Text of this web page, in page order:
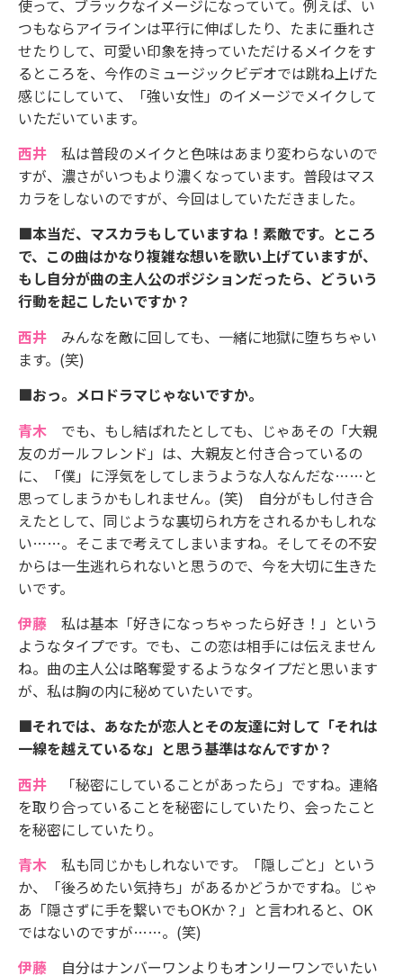
使って、ブラックなイメージになっていて。例えば、い
つもならアイラインは平行に伸ばしたり、たまに垂れさ
せたりして、可愛い印象を持っていただけるメイクをす
るところを、今作のミュージックビデオでは跳ね上げた
感じにしていて、「強い女性」のイメージでメイクして
いただいています。
西井 私は普段のメイクと色味はあまり変わらないので
すが、濃さがいつもより濃くなっています。普段はマス
カラをしないのですが、今回はしていただきました。
■本当だ、マスカラもしていますね！素敵です。ところ
で、この曲はかなり複雑な想いを歌い上げていますが、
もし自分が曲の主人公のポジションだったら、どういう
行動を起こしたいですか？
西井 みんなを敵に回しても、一緒に地獄に堕ちちゃい
ます。(笑)
■おっ。メロドラマじゃないですか。
青木 でも、もし結ばれたとしても、じゃあその「大親
友のガールフレンド」は、大親友と付き合っているの
に、「僕」に浮気をしてしまうような人なんだな……と
思ってしまうかもしれません。(笑) 自分がもし付き合
えたとして、同じような裏切られ方をされるかもしれな
い……。そこまで考えてしまいますね。そしてその不安
からは一生逃れられないと思うので、今を大切に生きた
いです。
伊藤 私は基本「好きになっちゃったら好き！」という
ようなタイプです。でも、この恋は相手には伝えません
ね。曲の主人公は略奪愛するようなタイプだと思います
が、私は胸の内に秘めていたいです。
■それでは、あなたが恋人とその友達に対して「それは
一線を越えているな」と思う基準はなんですか？
西井 「秘密にしていることがあったら」ですね。連絡
を取り合っていることを秘密にしていたり、会ったこと
を秘密にしていたり。
青木 私も同じかもしれないです。「隠しごと」という
か、「後ろめたい気持ち」があるかどうかですね。じゃ
あ「隠さずに手を繋いでもOKか？」と言われると、OK
ではないのですが……。(笑)
伊藤 自分はナンバーワンよりもオンリーワンでいたい